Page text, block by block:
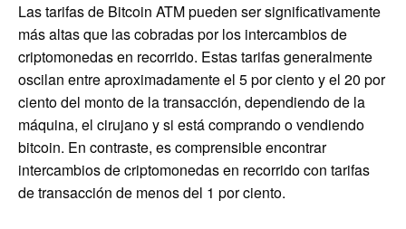
Las tarifas de Bitcoin ATM pueden ser significativamente
más altas que las cobradas por los intercambios de
criptomonedas en recorrido. Estas tarifas generalmente
oscilan entre aproximadamente el 5 por ciento y el 20 por
ciento del monto de la transacción, dependiendo de la
máquina, el cirujano y si está comprando o vendiendo
bitcoin. En contraste, es comprensible encontrar
intercambios de criptomonedas en recorrido con tarifas
de transacción de menos del 1 por ciento.